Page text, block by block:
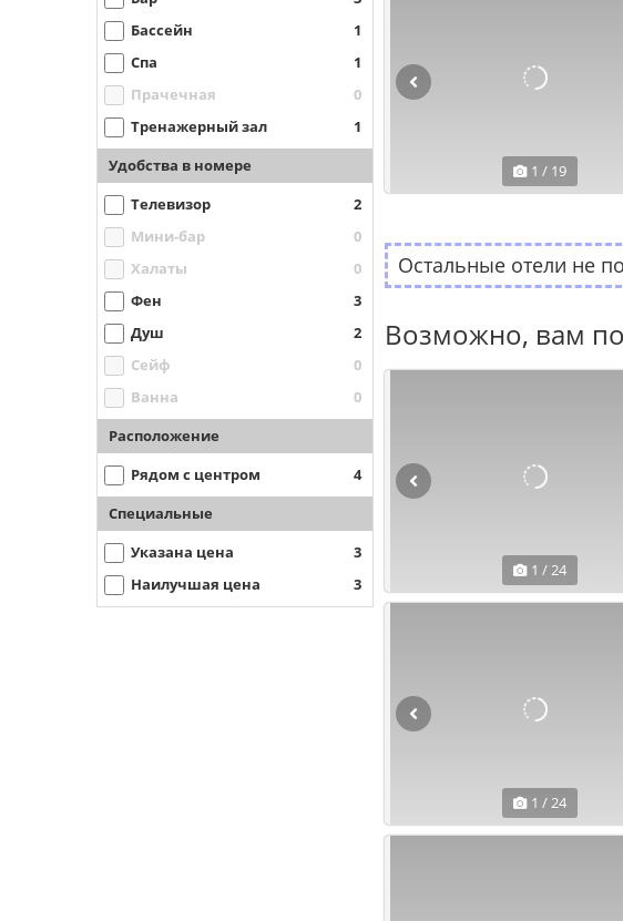
Бассейн
1
Спа
1
Прачечная
0
Тренажерный зал
1
Удобства в номере
Телевизор
2
Мини-бар
0
Халаты
0
Фен
3
Душ
2
Сейф
0
Ванна
0
Расположение
Рядом с центром 4
Специальные
Указана цена
3
Наилучшая цена
3
1 / 19
Остальные отели не
Возможно, вам
1 / 24
1 / 24